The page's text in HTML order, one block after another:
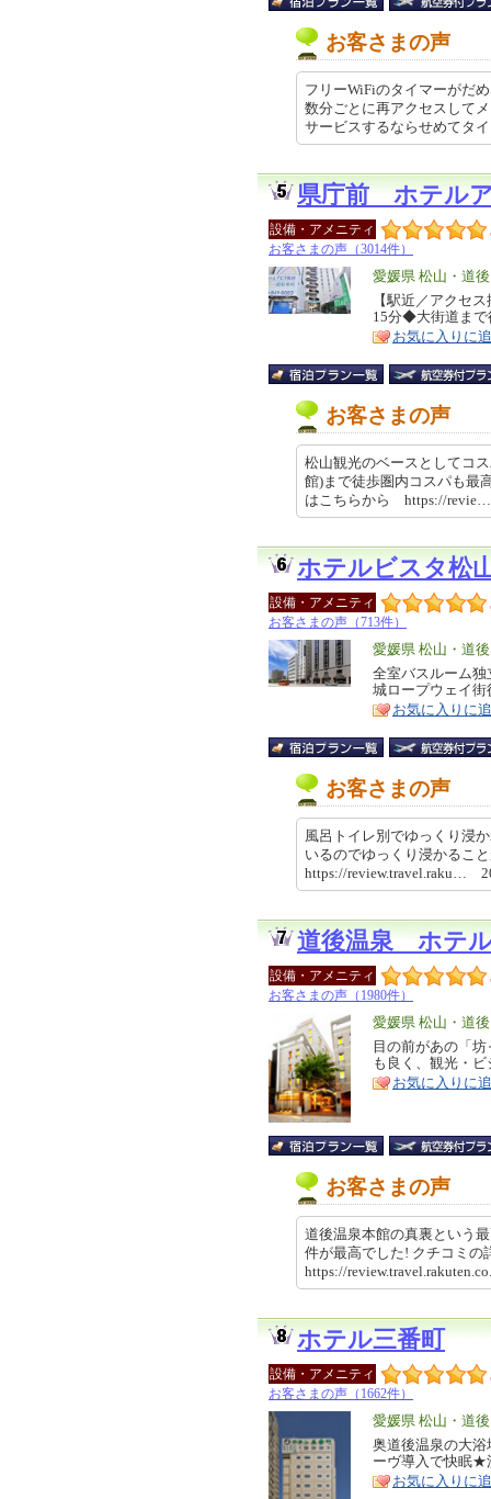
お客さまの声
フリーWiFiのタイマーがだ
数分ごとに再アクセスして
サービスするならせめてタ
県庁前 ホテル
設備・アメニティ
お客さまの声（3014件）
エ
リ
ア
愛媛県 松山・道後
特
徴
【駅近／アクセ
15分◆大街道ま
お気に入りに
お客さまの声
松山観光のベースとしてコ
館)まで徒歩圏内コスパも最
はこちらから https://
ホテルビスタ松
設備・アメニティ
お客さまの声（713件）
エ
リ
ア
愛媛県 松山・道後
特
徴
全室バスルーム
城ロープウェイ
お気に入りに
お客さまの声
風呂トイレ別でゆっくり浸
いるのでゆっくり浸かるこ
https://review.travel.raku…
道後温泉 ホテ
設備・アメニティ
お客さまの声（1980件）
エ
リ
ア
愛媛県 松山・道後
特
徴
目の前があの「
も良く、観光・
お気に入りに
お客さまの声
道後温泉本館の真裏という
件が最高でした! クチコミ
https://
ホテル三番町
設備・アメニティ
お客さまの声（1662件）
エ
リ
ア
愛媛県 松山・道後
特
奥道後温泉の大
ーヴ導入で快眠★
お気に入りに